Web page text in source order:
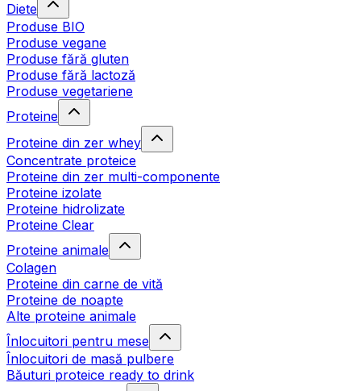
Diete
Produse BIO
Produse vegane
Produse fără gluten
Produse fără lactoză
Produse vegetariene
Proteine
Proteine din zer whey
Concentrate proteice
Proteine din zer multi-componente
Proteine izolate
Proteine hidrolizate
Proteine Clear
Proteine animale
Colagen
Proteine din carne de vită
Proteine de noapte
Alte proteine animale
Înlocuitori pentru mese
Înlocuitori de masă pulbere
Băuturi proteice ready to drink